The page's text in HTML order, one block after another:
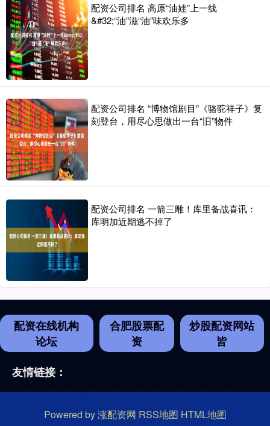
配资公司排名 高原“油娃”上一线
&#32;“油”滋“油”味欢乐多
配资公司排名 “博物馆剧目”《骆驼祥子》复
刻登台，用尽心思做出一台“旧”物件
配资公司排名 一箭三雕！库里备战喜讯：
库明加近期逃不掉了
配资在线机构
论坛
合肥股票配
资
炒股配资网站
皆
友情链接：
Powered by涨配资网 RSS地图 HTML地图